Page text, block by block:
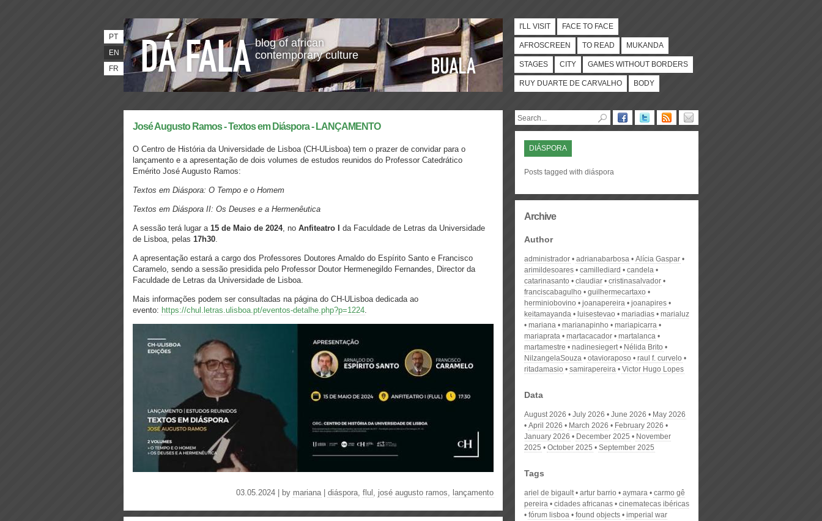
blog of african
contemporary culture
PT
EN
FR
I'LL VISIT FACE TO FACE
AFROSCREEN TO READ MUKANDA
STAGES CITY GAMES WITHOUT BORDERS
RUY DUARTE DE CARVALHO BODY
José Augusto Ramos - Textos em Diáspora - LANÇAMENTO
O Centro de História da Universidade de Lisboa (CH-ULisboa) tem o prazer de convidar para o
lançamento e a apresentação de dois volumes de estudos reunidos do Professor Catedrático
Emérito José Augusto Ramos:
Textos em Diáspora: O Tempo e o Homem
Textos em Diáspora II: Os Deuses e a Hermenêutica
A sessão terá lugar a 15 de Maio de 2024, no Anfiteatro I
da Faculdade de Letras da Universidade
de Lisboa, pelas 17h30.
A apresentação estará a cargo dos Professores Doutores Arnaldo do Espírito Santo e Francisco
Caramelo, sendo a sessão presidida pelo Professor Doutor Hermenegildo Fernandes, Director da
Faculdade de Letras da Universidade de Lisboa.
Mais informações podem ser consultadas na página do CH-ULisboa dedicada ao
evento: https://chul.letras.ulisboa.pt/eventos-detalhe.php?p=1224.
03.05.2024 | by mariana| diáspora, flul , josé augusto ramos, lançamento
DIÁSPORA
Posts tagged with diáspora
Archive
Author
administrador adrianabarbosa
Alícia Gaspar
arimildesoares
camillediard
candela
catarinasanto
claudiar
cristinasalvador
franciscabagulho
guilhermecartaxo
herminiobovino
joanapereira
joanapires
keitamayanda
luisestevao mariadias
marialuz
mariana
marianapinho
mariapicarra
mariaprata
martacacador
martalanca
martamestre
nadinesiegert
Nélida Brito
NilzangelaSouza
otavioraposo
raul f. curvelo
ritadamasio
samirapereira Victor Hugo Lopes
Data
August 2026 July 2026 June 2026
May 2026
April 2026
March 2026
February 2026
January 2026
December 2025
November
2025
October 2025 September 2025
Tags
ariel de bigault artur barrio aymara
carmo gê
pereira
cidades africanas
cinematecas ibéricas
fórum lisboa
found objects
imperial war